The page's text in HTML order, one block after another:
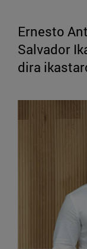
Ernesto
Salvador
dira